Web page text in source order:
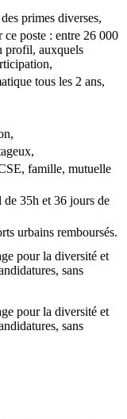
primes diverses,
poste : entre 26 000
profil, auxquels
tous les 2 ans,
famille, mutuelle
35h et 36 jours de
urbains remboursés.
pour la diversité et
sans
pour la diversité et
sans